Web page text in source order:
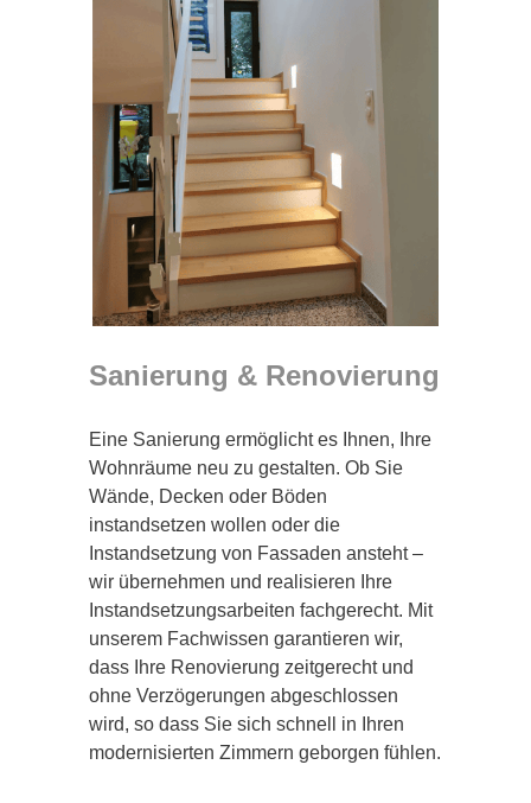
Sanierung & Renovierung
Eine Sanierung ermöglicht es Ihnen, Ihre
Wohnräume neu zu gestalten. Ob Sie
Wände, Decken oder Böden
instandsetzen wollen oder die
Instandsetzung von Fassaden ansteht –
wir übernehmen und realisieren Ihre
Instandsetzungsarbeiten fachgerecht. Mit
unserem Fachwissen garantieren wir,
dass Ihre Renovierung zeitgerecht und
ohne Verzögerungen abgeschlossen
wird, so dass Sie sich schnell in Ihren
modernisierten Zimmern geborgen fühlen.